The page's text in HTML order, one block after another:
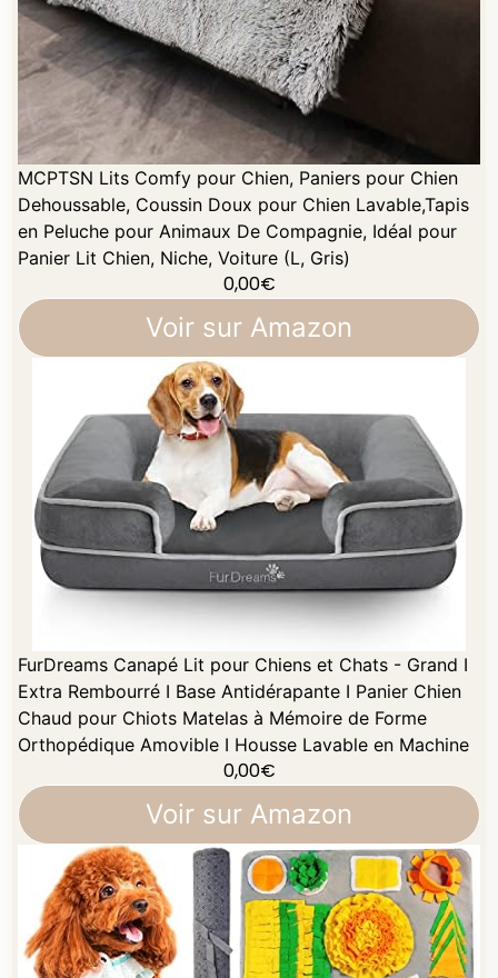
MCPTSN Lits Comfy pour Chien, Paniers pour Chien
Dehoussable, Coussin Doux pour Chien Lavable,Tapis
en Peluche ​pour Animaux De Compagnie, Idéal pour
Panier Lit Chien, Niche, Voiture (L, Gris)
0,00€
Voir sur Amazon
FurDreams Canapé Lit pour Chiens et Chats - Grand I
Extra Rembourré I Base Antidérapante I Panier Chien
Chaud pour Chiots Matelas à Mémoire de Forme
Orthopédique Amovible I Housse Lavable en Machine
0,00€
Voir sur Amazon